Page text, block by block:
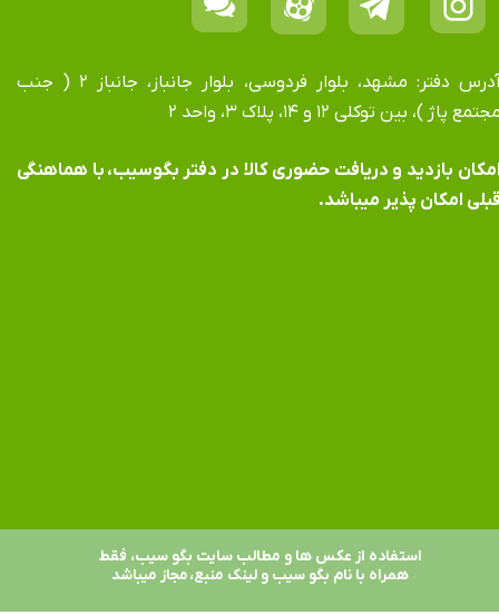
آدرس دفتر: مشهد، بلوار فردوسی، بلوار جانباز، جانباز ۲ ( جنب
پاژ )، بین توکلی ۱۲ و ۱۴، پلاک ۳، واحد ۲
بازدید و دریافت حضوری کالا در دفتر بگوسیب، با هماهنگی
امکان پذیر میباشد.
استفاده از عکس ها و مطالب سایت بگو سیب، فقط
همراه با نام بگو سیب و لینک منبع، مجاز میباشد